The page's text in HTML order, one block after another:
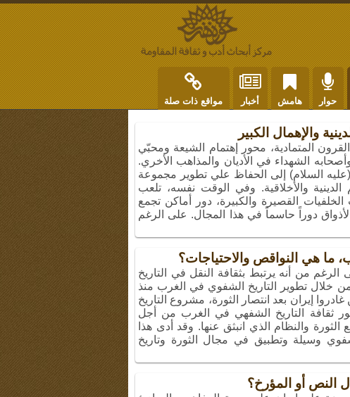
حوار هامش أخبار مواقع ذات صلة
والإهمال الكبير
المتمادية، محور إهتمام الشيعة ومحبّي
الشهداء في الأديان والمذاهب الأخري.
السلام) إلى الحفاظ علي تطوير مجموعة
الدينية والأخلاقية. وفي الوقت نفسه، تلعب
الخلفيات القصيرة والكبيرة، دور أماكن تجمع
دوراً حاسماً في هذا المجال. على الرغم
ما هي النواقص والاحتياجات؟
الرغم من أنه يرتبط بثقافة النقل في التاريخ
به من خلال تطوير التاريخ الشفوي في الغرب منذ
إيران بعد انتصار الثورة، مشروع التاريخ
ثقافة التاريخ الشفهي في الغرب من أجل
الثورة والنظام الذي انبثق عنها. وقد أدى هذا
وسيلة وتطبيق في مجال الثورة وتاريخ
النص أو المؤرخ؟